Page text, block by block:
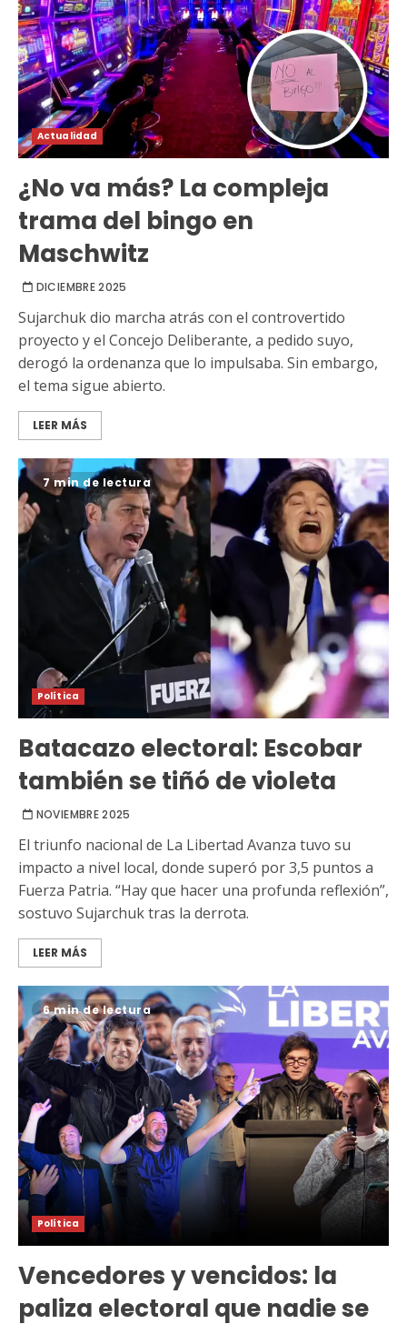
Actualidad
¿No va más? La compleja
trama del bingo en
Maschwitz
DICIEMBRE 2025
Sujarchuk dio marcha atrás con el controvertido
proyecto y el Concejo Deliberante, a pedido suyo,
derogó la ordenanza que lo impulsaba. Sin embargo,
el tema sigue abierto.
LEER MÁS
7 min de lectura
Política
Batacazo electoral: Escobar
también se tiñó de violeta
NOVIEMBRE 2025
El triunfo nacional de La Libertad Avanza tuvo su
impacto a nivel local, donde superó por 3,5 puntos a
Fuerza Patria. “Hay que hacer una profunda reflexión”,
sostuvo Sujarchuk tras la derrota.
LEER MÁS
6 min de lectura
Política
Vencedores y vencidos: la
paliza electoral que nadie se